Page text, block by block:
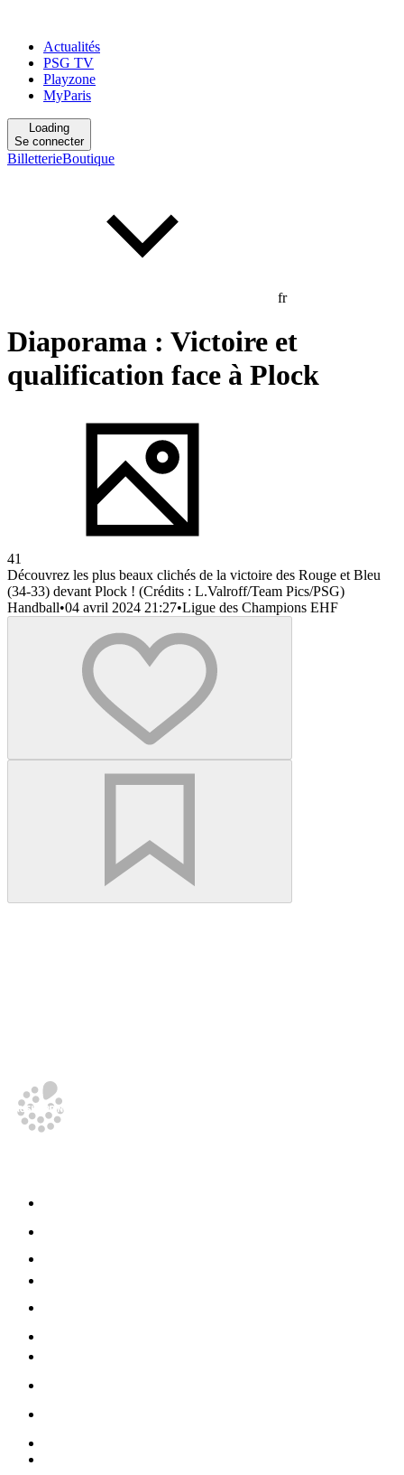
Actualités
PSG TV
Playzone
MyParis
Loading
Se connecter
BilletterieBoutique
fr
Diaporama : Victoire et
qualification face à Plock
41
Découvrez les plus beaux clichés de la victoire des Rouge et Bleu
(34-33) devant Plock ! (Crédits : L.Valroff/Team Pics/PSG)
Handball•04 avril 2024 21:27•Ligue des Champions EHF